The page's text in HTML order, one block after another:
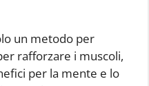
un metodo per
rafforzare i muscoli,
per la mente e lo